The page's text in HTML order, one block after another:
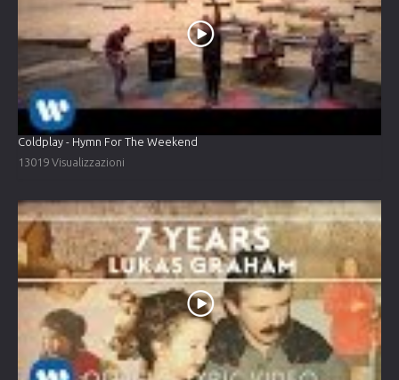
Coldplay - Hymn For The Weekend
13019 Visualizzazioni